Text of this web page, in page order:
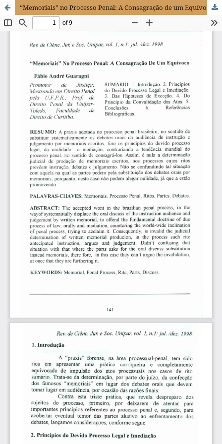
“Memoriais” no Processo Penal: A Consagração de um Equívoco